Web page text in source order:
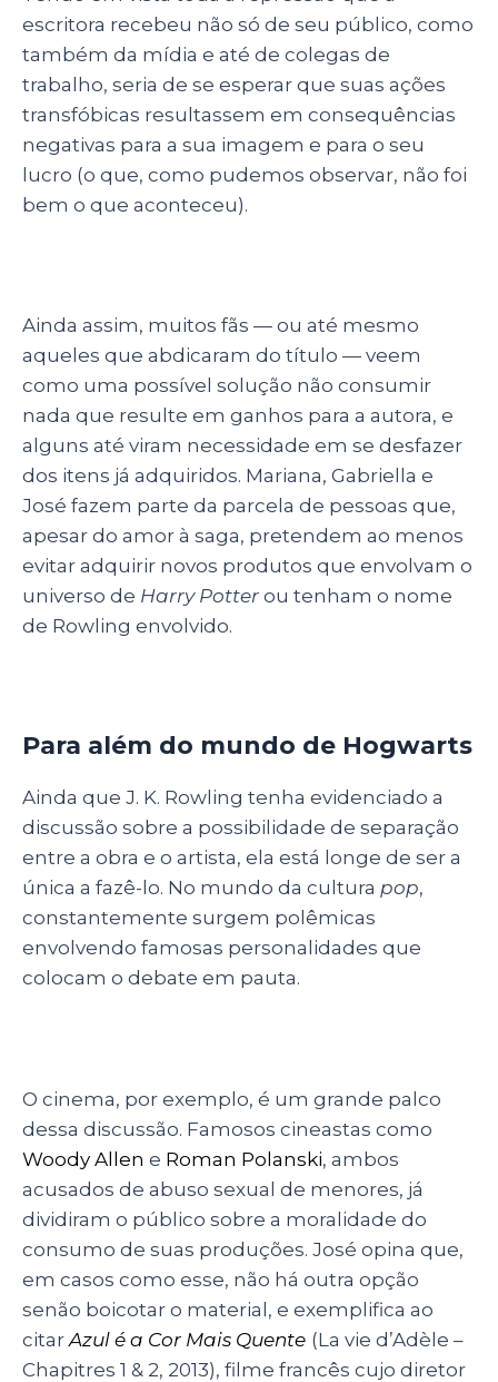
escritora recebeu não só de seu público, como
também da mídia e até de colegas de
trabalho, seria de se esperar que suas ações
transfóbicas resultassem em consequências
negativas para a sua imagem e para o seu
lucro (o que, como pudemos observar, não foi
bem o que aconteceu).
Ainda assim, muitos fãs — ou até mesmo
aqueles que abdicaram do título — veem
como uma possível solução não consumir
nada que resulte em ganhos para a autora, e
alguns até viram necessidade em se desfazer
dos itens já adquiridos. Mariana, Gabriella e
José fazem parte da parcela de pessoas que,
apesar do amor à saga, pretendem ao menos
evitar adquirir novos produtos que envolvam o
universo de Harry Potter ou tenham o nome
de Rowling envolvido.
Para além do mundo de Hogwarts
Ainda que J. K. Rowling tenha evidenciado a
discussão sobre a possibilidade de separação
entre a obra e o artista, ela está longe de ser a
única a fazê-lo. No mundo da cultura pop,
constantemente surgem polêmicas
envolvendo famosas personalidades que
colocam o debate em pauta.
O cinema, por exemplo, é um grande palco
dessa discussão. Famosos cineastas como
Woody Allen e Roman Polanski, ambos
acusados de abuso sexual de menores, já
dividiram o público sobre a moralidade do
consumo de suas produções. José opina que,
em casos como esse, não há outra opção
senão boicotar o material, e exemplifica ao
citar Azul é a Cor Mais Quente (La vie d’Adèle –
Chapitres 1 & 2, 2013), filme francês cujo diretor